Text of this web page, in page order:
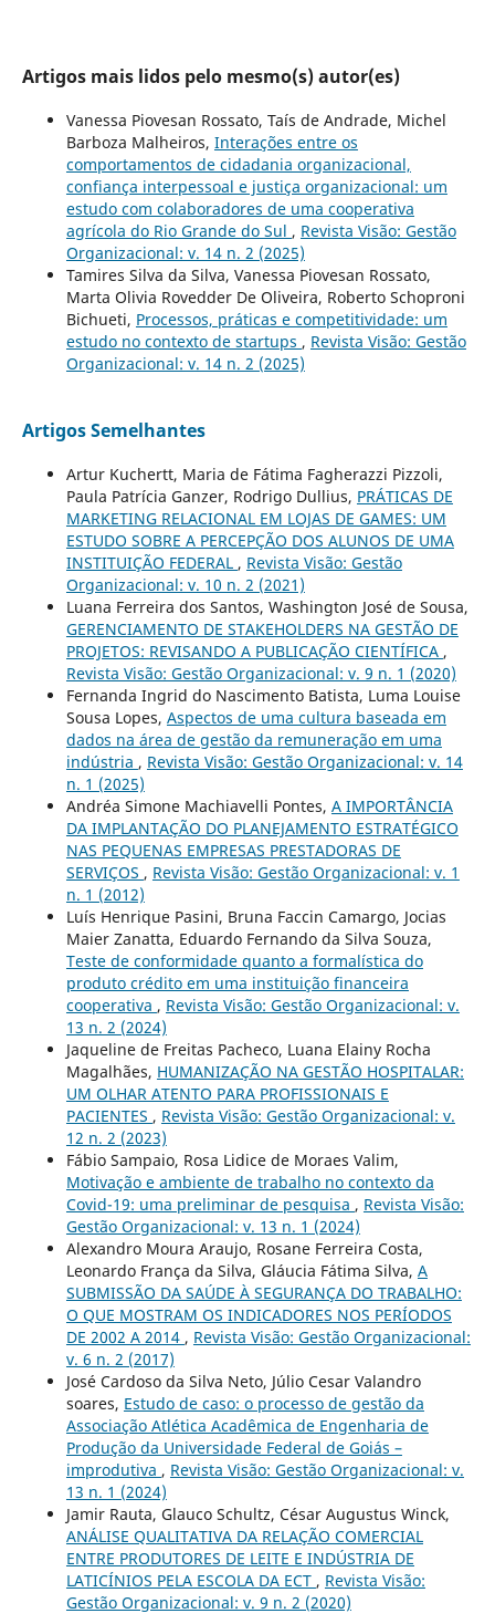
Artigos mais lidos pelo mesmo(s) autor(es)
Vanessa Piovesan Rossato, Taís de Andrade, Michel
Barboza Malheiros, Interações entre os
comportamentos de cidadania organizacional,
confiança interpessoal e justiça organizacional: um
estudo com colaboradores de uma cooperativa
agrícola do Rio Grande do Sul , Revista Visão: Gestão
Organizacional: v. 14 n. 2 (2025)
Tamires Silva da Silva, Vanessa Piovesan Rossato,
Marta Olivia Rovedder De Oliveira, Roberto Schoproni
Bichueti, Processos, práticas e competitividade: um
estudo no contexto de startups , Revista Visão: Gestão
Organizacional: v. 14 n. 2 (2025)
Artigos Semelhantes
Artur Kuchertt, Maria de Fátima Fagherazzi Pizzoli,
Paula Patrícia Ganzer, Rodrigo Dullius, PRÁTICAS DE
MARKETING RELACIONAL EM LOJAS DE GAMES: UM
ESTUDO SOBRE A PERCEPÇÃO DOS ALUNOS DE UMA
INSTITUIÇÃO FEDERAL , Revista Visão: Gestão
Organizacional: v. 10 n. 2 (2021)
Luana Ferreira dos Santos, Washington José de Sousa,
GERENCIAMENTO DE STAKEHOLDERS NA GESTÃO DE
PROJETOS: REVISANDO A PUBLICAÇÃO CIENTÍFICA ,
Revista Visão: Gestão Organizacional: v. 9 n. 1 (2020)
Fernanda Ingrid do Nascimento Batista, Luma Louise
Sousa Lopes, Aspectos de uma cultura baseada em
dados na área de gestão da remuneração em uma
indústria , Revista Visão: Gestão Organizacional: v. 14
n. 1 (2025)
Andréa Simone Machiavelli Pontes, A IMPORTÂNCIA
DA IMPLANTAÇÃO DO PLANEJAMENTO ESTRATÉGICO
NAS PEQUENAS EMPRESAS PRESTADORAS DE
SERVIÇOS , Revista Visão: Gestão Organizacional: v. 1
n. 1 (2012)
Luís Henrique Pasini, Bruna Faccin Camargo, Jocias
Maier Zanatta, Eduardo Fernando da Silva Souza,
Teste de conformidade quanto a formalística do
produto crédito em uma instituição financeira
cooperativa , Revista Visão: Gestão Organizacional: v.
13 n. 2 (2024)
Jaqueline de Freitas Pacheco, Luana Elainy Rocha
Magalhães, HUMANIZAÇÃO NA GESTÃO HOSPITALAR:
UM OLHAR ATENTO PARA PROFISSIONAIS E
PACIENTES , Revista Visão: Gestão Organizacional: v.
12 n. 2 (2023)
Fábio Sampaio, Rosa Lidice de Moraes Valim,
Motivação e ambiente de trabalho no contexto da
Covid-19: uma preliminar de pesquisa , Revista Visão:
Gestão Organizacional: v. 13 n. 1 (2024)
Alexandro Moura Araujo, Rosane Ferreira Costa,
Leonardo França da Silva, Gláucia Fátima Silva, A
SUBMISSÃO DA SAÚDE À SEGURANÇA DO TRABALHO:
O QUE MOSTRAM OS INDICADORES NOS PERÍODOS
DE 2002 A 2014 , Revista Visão: Gestão Organizacional:
v. 6 n. 2 (2017)
José Cardoso da Silva Neto, Júlio Cesar Valandro
soares, Estudo de caso: o processo de gestão da
Associação Atlética Acadêmica de Engenharia de
Produção da Universidade Federal de Goiás –
improdutiva , Revista Visão: Gestão Organizacional: v.
13 n. 1 (2024)
Jamir Rauta, Glauco Schultz, César Augustus Winck,
ANÁLISE QUALITATIVA DA RELAÇÃO COMERCIAL
ENTRE PRODUTORES DE LEITE E INDÚSTRIA DE
LATICÍNIOS PELA ESCOLA DA ECT , Revista Visão:
Gestão Organizacional: v. 9 n. 2 (2020)